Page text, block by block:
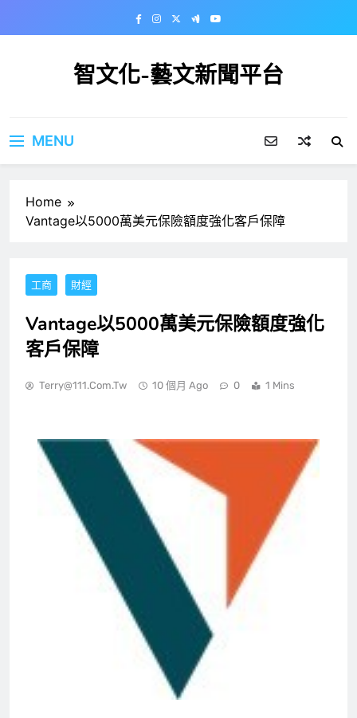
智文化-藝文新聞平台
MENU
Home
Vantage以5000萬美元保險額度強化客戶保障
工商 財經
Vantage以5000萬美元保險額度強化
客戶保障
Terry@111.com.tw 10 個月 Ago 0 1 Mins